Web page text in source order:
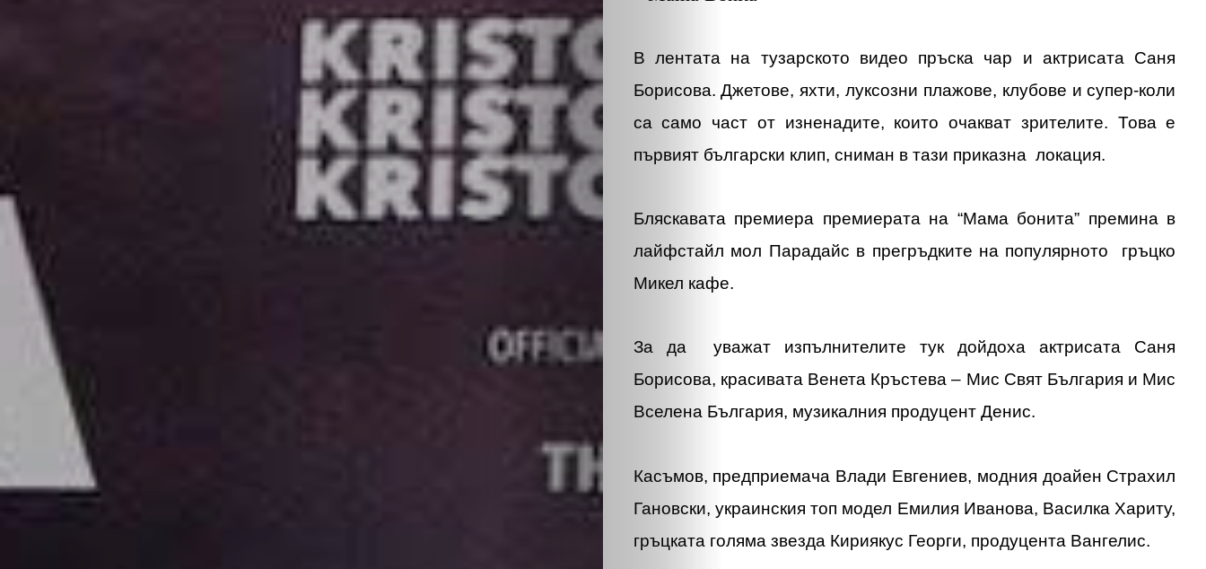
В лентата на тузарското видео пръска чар и актрисата Саня
Борисова. Джетове, яхти, луксозни плажове, клубове и супер-коли
са само част от изненадите, които очакват зрителите. Това е
първият български клип, сниман в тази приказна локация.
Бляскавата премиера премиерата на “Мама бонита” премина в
лайфстайл мол Парадайс в прегръдките на популярното гръцко
Микел кафе.
За да уважат изпълнителите тук дойдоха актрисата Саня
Борисова, красивата Венета Кръстева – Мис Свят България и Мис
Вселена България, музикалния продуцент Денис.
Касъмов, предприемача Влади Евгениев, модния доайен Страхил
Гановски, украинския топ модел Емилия Иванова, Василка Хариту,
гръцката голяма звезда Кириякус Георги, прoдуцента Вангелис.